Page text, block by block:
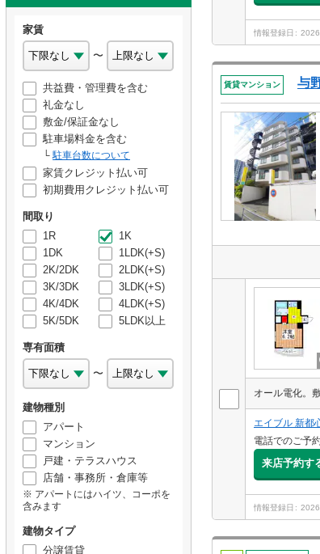
家賃
〜
共益費・管理費を含む
礼金なし
敷金/保証金なし
駐車場料金を含む
駐車台数について
家賃クレジット払い可
初期費用クレジット払い可
間取り
1R
1K
1DK
1LDK(+S)
2K/2DK
2LDK(+S)
3K/3DK
3LDK(+S)
4K/4DK
4LDK(+S)
5K/5DK
5LDK以上
専有面積
〜
建物種別
アパート
マンション
戸建・テラスハウス
店舗・事務所・倉庫等
アパートにはハイツ、コーポを
含みます
建物タイプ
分譲賃貸
情報登録日
賃貸マンション 与
エイブル 新都
電話でのご予
来店予約す
情報登録日